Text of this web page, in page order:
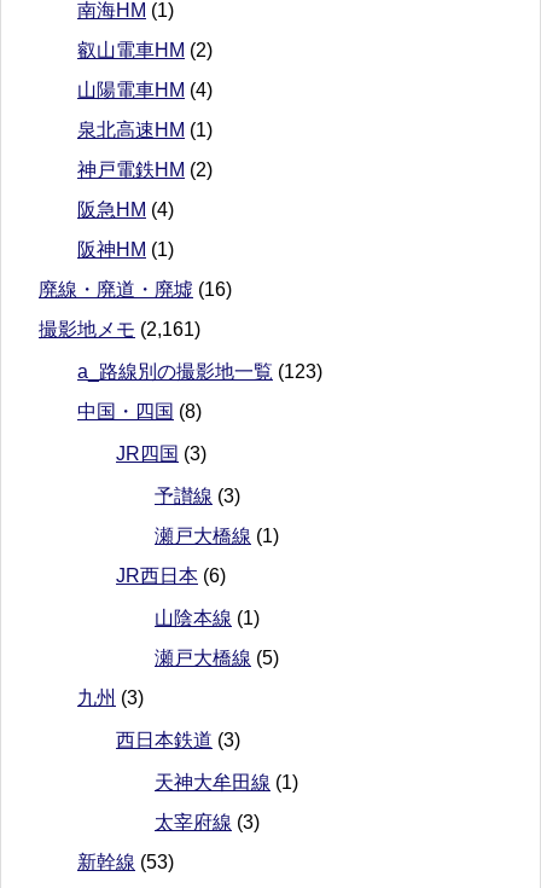
南海HM (1)
叡山電車HM (2)
山陽電車HM (4)
泉北高速HM (1)
神戸電鉄HM (2)
阪急HM (4)
阪神HM (1)
廃線・廃道・廃墟 (16)
撮影地メモ (2,161)
a_路線別の撮影地一覧 (123)
中国・四国 (8)
JR四国 (3)
予讃線 (3)
瀬戸大橋線 (1)
JR西日本 (6)
山陰本線 (1)
瀬戸大橋線 (5)
九州 (3)
西日本鉄道 (3)
天神大牟田線 (1)
太宰府線 (3)
新幹線 (53)